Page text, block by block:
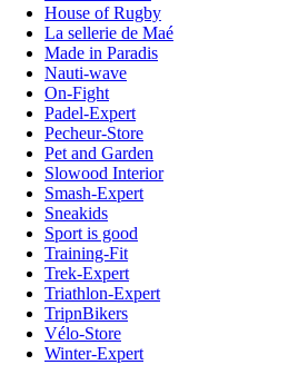
House of Rugby
La sellerie de Maé
Made in Paradis
Nauti-wave
On-Fight
Padel-Expert
Pecheur-Store
Pet and Garden
Slowood Interior
Smash-Expert
Sneakids
Sport is good
Training-Fit
Trek-Expert
Triathlon-Expert
TripnBikers
Vélo-Store
Winter-Expert